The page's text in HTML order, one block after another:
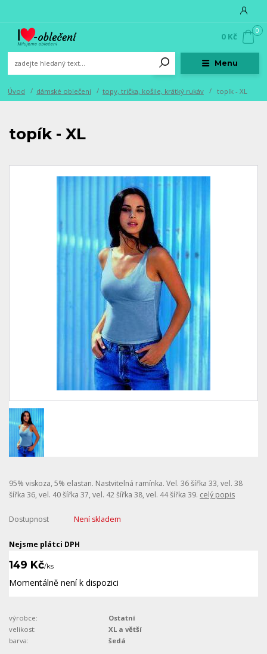
Menu
0
0 Kč
Úvod dámské oblečení topy, trička, košile, krátký rukáv topík - XL
topík - XL
95% viskoza, 5% elastan. Nastvitelná ramínka. Vel. 36 šířka 33, vel. 38
šířka 36, vel. 40 šířka 37, vel. 42 šířka 38, vel. 44 šířka 39. celý popis
Dostupnost Není skladem
Nejsme plátci DPH
149 Kč/ks
Momentálně není k dispozici
výrobce:
Ostatní
velikost:
XL a větší
barva:
šedá